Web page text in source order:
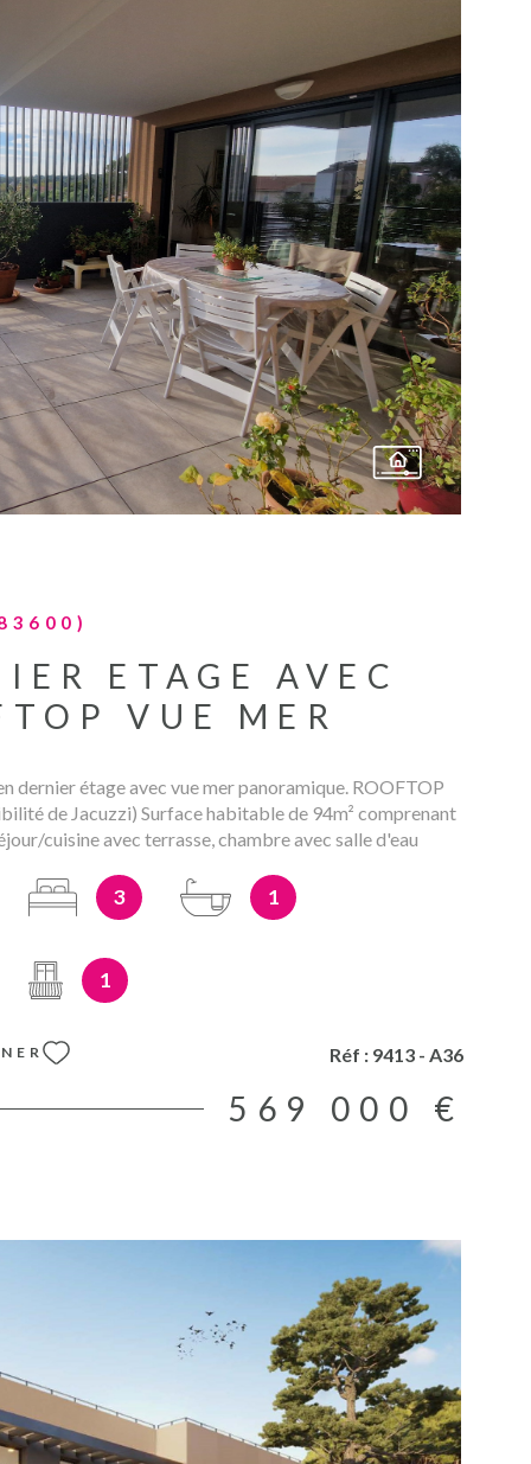
LE BIEN
ETAGE AVEC
VUE MER
dernier étage avec vue mer panoramique. ROOFTOP
de Jacuzzi) Surface habitable de 94m² comprenant
cuisine avec terrasse, chambre avec salle d'eau
le confort d'aujourd'hui. 2 places de parkings en sous-
et proche toutes commodités. Copropriété de 55
Les mentions sur les éventuels risques auxquels
sont disponibles sur le site www.georiques.gouv.fr
3 1
1
Réf : 9413 - A36
569 000 €